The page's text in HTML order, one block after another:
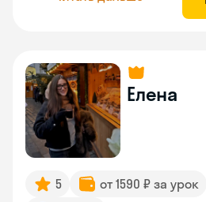
Елена
5 от 1590 ₽ за урок